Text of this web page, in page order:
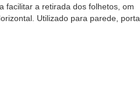
facilitar a retirada dos folhetos, om
Utilizado para parede, porta